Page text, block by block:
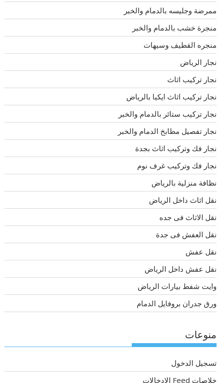
ممرضة وجليسه بالدمام والخبر
منجرة خشب بالدمام والخبر
منجره القطيف وسيهات
نجار الرياض
نجار تركيب اثاث
نجار تركيب اثاث ايكيا بالرياض
نجار تركيب ستائر بالدمام والخبر
نجار تفصيل مطابخ الدمام والخبر
نجار فك وتركيب اثاث بجدة
نجار فك وتركيب غرف نوم
نظافة منزلية بالرياض
نقل اثاث داخل الرياض
نقل الاثاث فى جده
نقل العفش فى جدة
نقل عفش
نقل عفش داخل الرياض
وايت شفط بيارات الرياض
ورق جدران بروفايل الدمام
منوعات
تسجيل الدخول
خلاصات Feed الإدخالات